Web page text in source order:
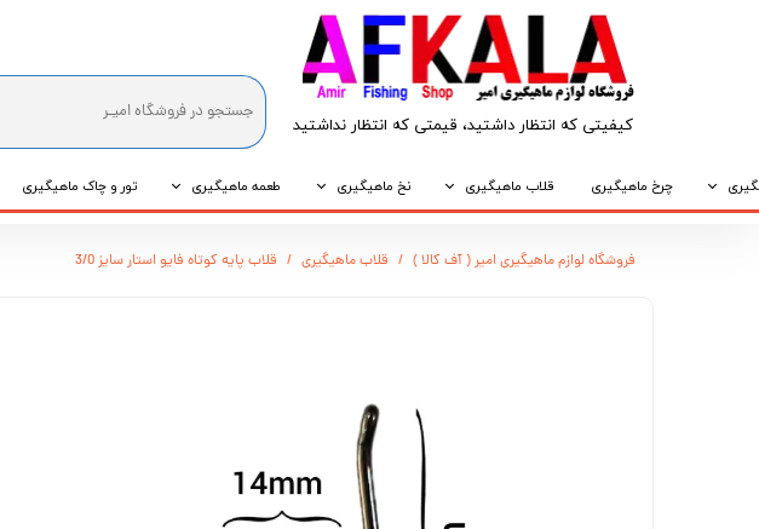
کیفیتی که انتظار داشتید، قیمتی که انتظار نداشتید​​​​​​​
چرخ ماهیگیری قلاب ماهیگیری نخ ماهیگیری طعمه ماهیگیری تور و چاک ماهیگیری
فروشگاه لوازم ماهیگیری امیر ( آف کالا ) قلاب ماهیگیری قلاب پایه کوتاه فایو استار سایز 3/0